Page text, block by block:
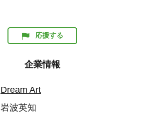
応援する
企業情報
Dream Art
岩波英知